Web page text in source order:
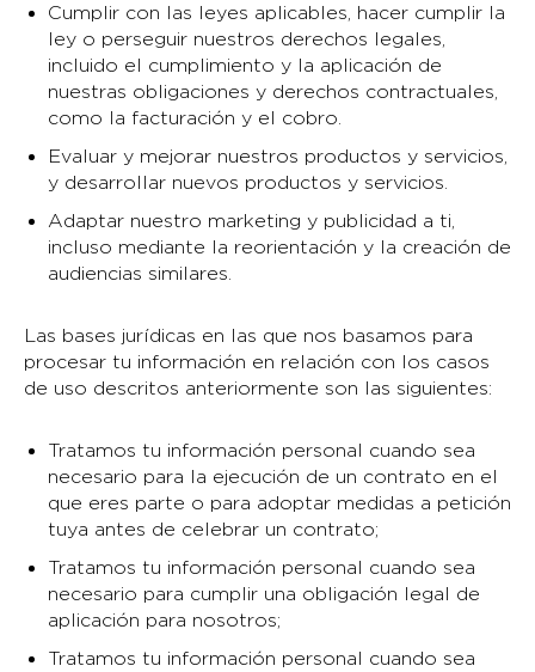
Cumplir con las leyes aplicables, hacer cumplir la
ley o perseguir nuestros derechos legales,
incluido el cumplimiento y la aplicación de
nuestras obligaciones y derechos contractuales,
como la facturación y el cobro.
Evaluar y mejorar nuestros productos y servicios,
y desarrollar nuevos productos y servicios.
Adaptar nuestro marketing y publicidad a ti,
incluso mediante la reorientación y la creación de
audiencias similares.
Las bases jurídicas en las que nos basamos para
procesar tu información en relación con los casos
de uso descritos anteriormente son las siguientes:
Tratamos tu información personal cuando sea
necesario para la ejecución de un contrato en el
que eres parte o para adoptar medidas a petición
tuya antes de celebrar un contrato;
Tratamos tu información personal cuando sea
necesario para cumplir una obligación legal de
aplicación para nosotros;
Tratamos tu información personal cuando sea